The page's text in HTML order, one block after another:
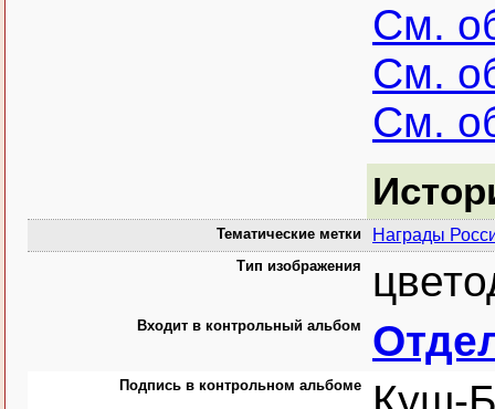
См.
См.
См.
Тематические метки Награды
Тип изображения
Входит в контрольный альбом
Подпись в контрольном альбоме